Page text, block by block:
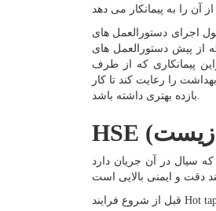
پیمانکاری که از طرف
را رعایت کند تا کار
بازده بهتری داشته باشد.
سیال در آن جریان دارد